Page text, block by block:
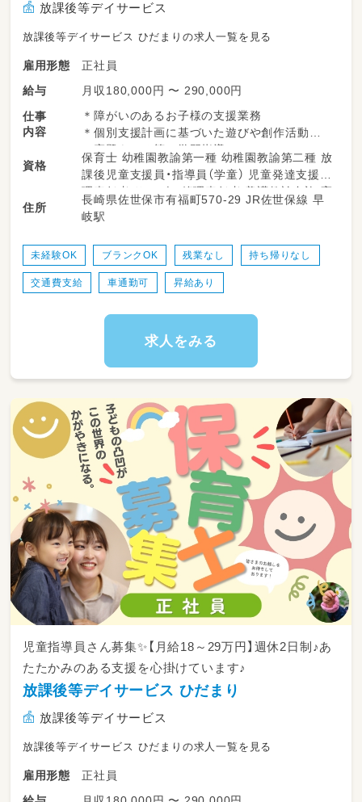
放課後等デイサービス
放課後等デイサービス ひだまりの求人一覧を見る
雇用形態
正社員
給与
月収180,000円 〜 290,000円
仕事
内容
＊障がいのあるお子様の支援業務
＊個別支援計画に基づいた遊びや創作活動
＊宿題をみる等の学習指導
＊自立支援の訓練等のサポート など
※送迎有（普通乗用車ＡＴ）
※支援対象：小学生～中校生（現在は１日平均１
資格
保育士 幼稚園教諭第一種 幼稚園教諭第二種 放
課後児童支援員・指導員（学童） 児童発達支援管
理責任者 サービス管理責任者 養護教諭免許 高
等学校教諭普通免許 中学校教諭普通免許 小学
校教諭普通免許 社会福祉士 精神保健福祉士 普
通自動車運転免許
住所
長崎県佐世保市有福町570-29 JR佐世保線 早
岐駅
未経験OK ブランクOK 残業なし 持ち帰りなし
交通費支給 車通勤可 昇給あり
求人をみる
児童指導員さん募集✨【月給18～29万円】週休2日制♪あ
たたかみのある支援を心掛けています♪
放課後等デイサービス ひだまり
放課後等デイサービス
放課後等デイサービス ひだまりの求人一覧を見る
雇用形態
正社員